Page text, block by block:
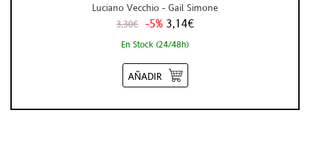
Luciano Vecchio - Gail Simone
3,30€ -5% 3,14€
En Stock (24/48h)
AÑADIR